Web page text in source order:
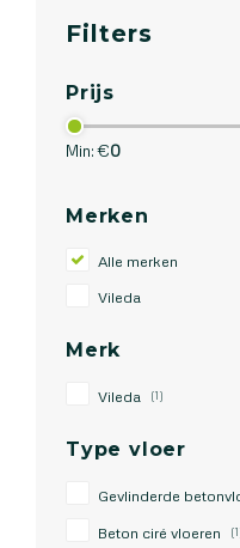
Filters
Prijs
Min: €0
Merken
Alle merken
Vileda
Merk
Vileda (1)
Type vloer
Gevlinderde
Beton ciré vloeren